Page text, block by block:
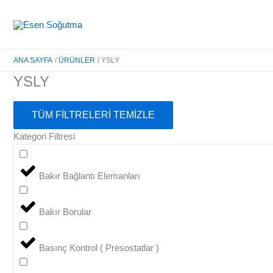
ANA SAYFA ÜRÜNLER YSLY
YSLY
TÜM FİLTRELERİ TEMİZLE
Kategori Filtresi
Bakır Bağlantı Elemanları
Bakır Borular
Basınç Kontrol ( Presostatlar )